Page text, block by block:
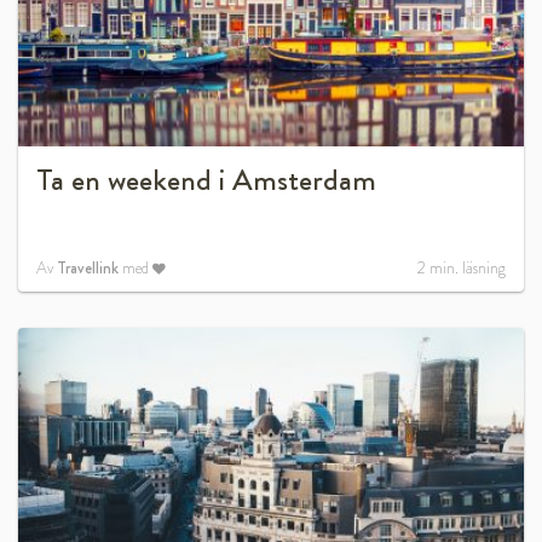
Ta en weekend i Amsterdam
Av Travellink med 2 min. läsning